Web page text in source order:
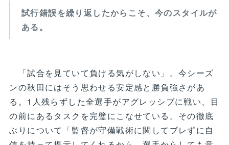
試行錯誤を繰り返したからこそ、今のスタイルが
ある。
「試合を見ていて負ける気がしない」。今シーズ
ンの秋田にはそう思わせる安定感と勝負強さがあ
る。1人残らずした全選手がアグレッシブに戦い、目
の前にあるタスクを完璧にこなせている。その徹底
ぶりについて「監督が守備戦術に関してブレずに自